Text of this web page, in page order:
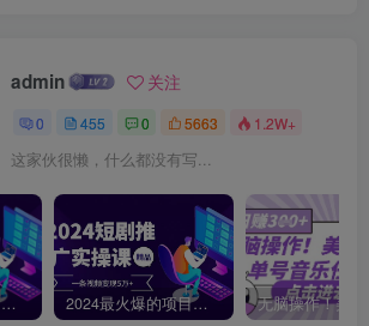
admin 关注
0 455 0 5663 1.2W+
这家伙很懒，什么都没有写...
2024最火爆的项目短剧推广实操课，一条视频变现5万+【附软件工具】 2024最火爆的项目短剧推广实操课 一条视频变现5万+(附软件工具